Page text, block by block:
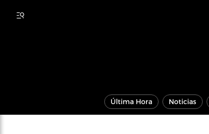
Última Hora Noticias